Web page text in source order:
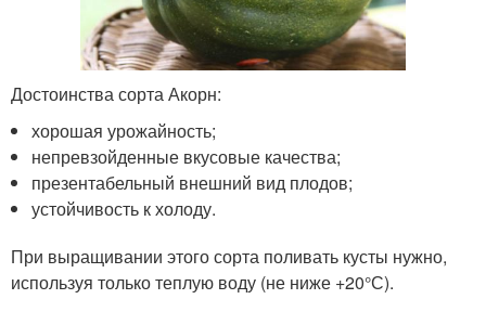
Достоинства сорта Акорн:
хорошая урожайность;
непревзойденные вкусовые качества;
презентабельный внешний вид плодов;
устойчивость к холоду.
При выращивании этого сорта поливать кусты нужно,
используя только теплую воду (не ниже +20°С).